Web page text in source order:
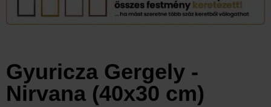
Gyuricza Gergely -
Nirvana (40x30 cm)